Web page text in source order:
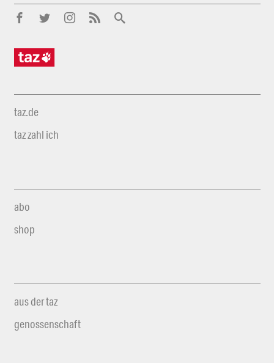
taz.de
taz zahl ich
abo
shop
aus der taz
genossenschaft